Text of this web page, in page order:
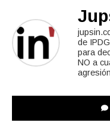
de
para
NO a